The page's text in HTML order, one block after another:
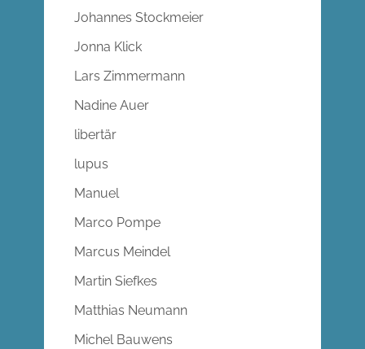
Johannes Stockmeier
Jonna Klick
Lars Zimmermann
Nadine Auer
libertär
lupus
Manuel
Marco Pompe
Marcus Meindel
Martin Siefkes
Matthias Neumann
Michel Bauwens